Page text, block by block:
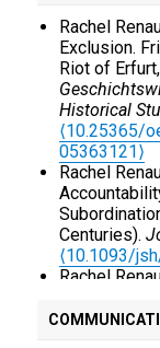
Rachel
Exclusion.
Riot of
Historical
⟨10.25365/
05363121⟩
Rachel
Centuries).
⟨10.1093/
Rachel
Centre de